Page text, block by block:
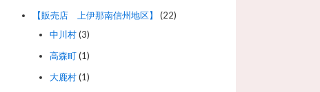
【販売店 上伊那南信州地区】
(22)
中川村(3)
高森町(1)
大鹿村(1)